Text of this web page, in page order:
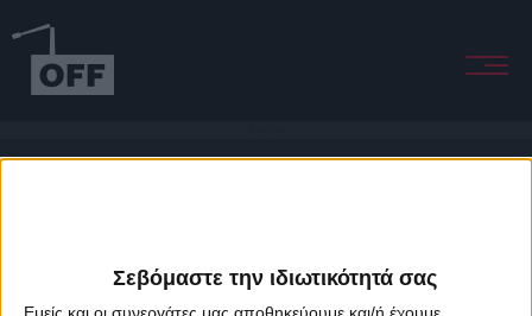
Σεβόμαστε την ιδιωτικότητά σας